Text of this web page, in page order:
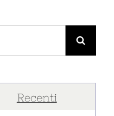
Recenti